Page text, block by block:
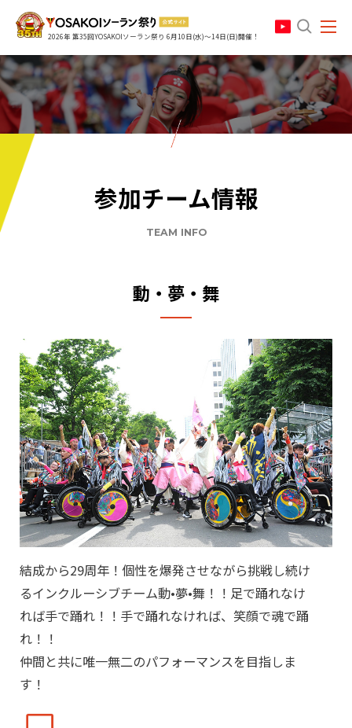
2026年 第35回YOSAKOIソーラン祭り 6月10日(水)～14日(日)開催！
search
参加チーム情報
TEAM INFO
動・夢・舞
結成から29周年！個性を爆発させながら挑戦し続け
るインクルーシブチーム動•夢•舞！！足で踊れなけ
れば手で踊れ！！手で踊れなければ、笑顔で魂で踊
れ！！
仲間と共に唯一無二のパフォーマンスを目指しま
す！